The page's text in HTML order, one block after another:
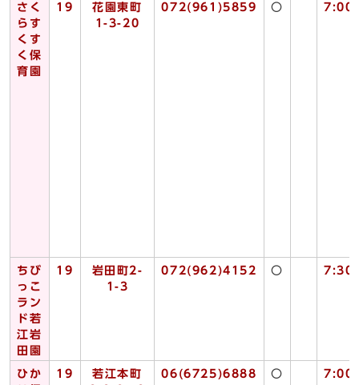
さく
らす
くす
く保
育園
19
花園東町
1-3-20
072(961)5859 〇
ちび
っこ
ラン
ド若
江岩
田園
19
岩田町2-
1-3
072(962)4152 〇
ひか
19
若江本町
06(6725)6888 〇